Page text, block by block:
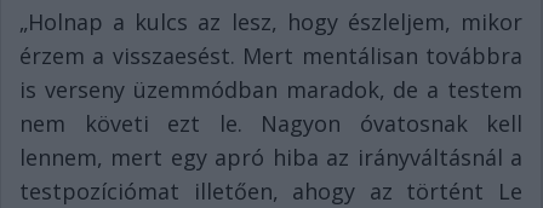
„Holnap a kulcs az lesz, hogy észleljem, mikor
érzem a visszaesést. Mert mentálisan továbbra
is verseny üzemmódban maradok, de a testem
nem követi ezt le. Nagyon óvatosnak kell
lennem, mert egy apró hiba az irányváltásnál a
testpozíciómat illetően, ahogy az történt Le